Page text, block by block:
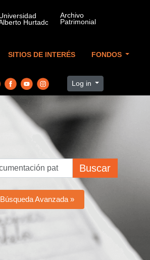
SITIOS DE INTERÉS FONDOS
Log in
Buscar
Búsqueda Avanzada »